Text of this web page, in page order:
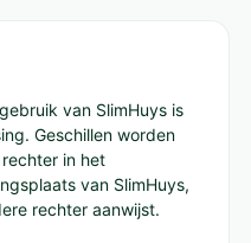
van SlimHuys is
Geschillen worden
in het
van SlimHuys,
rechter aanwijst.